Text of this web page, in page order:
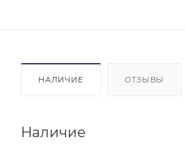
НАЛИЧИЕ ОТЗЫВЫ
Наличие